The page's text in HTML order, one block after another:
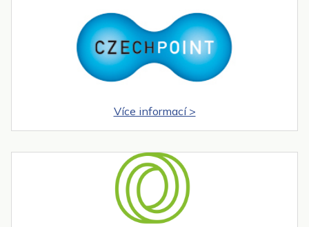
Více informací >